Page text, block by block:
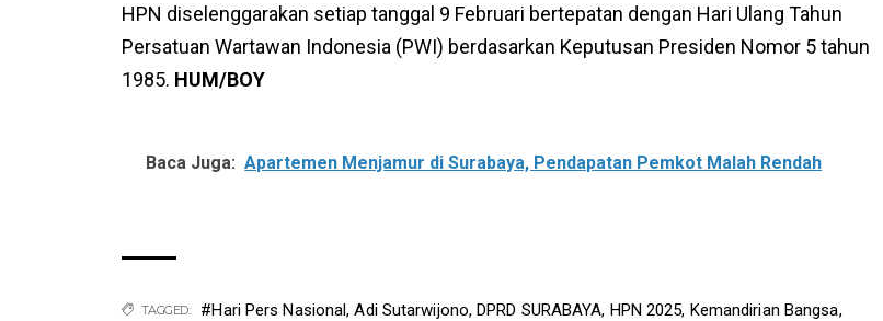
HPN diselenggarakan setiap tanggal 9 Februari bertepatan dengan Hari Ulang Tahun
Persatuan Wartawan Indonesia (PWI) berdasarkan Keputusan Presiden Nomor 5 tahun
1985. HUM/BOY
Baca Juga: Apartemen Menjamur di Surabaya, Pendapatan Pemkot Malah Rendah
TAGGED: #Hari Pers Nasional,Adi Sutarwijono,DPRD SURABAYA, HPN 2025, Kemandirian Bangsa,